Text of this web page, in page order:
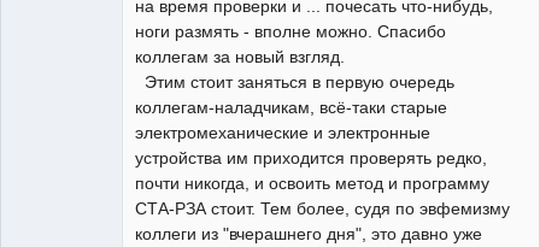
на время проверки и ... почесать что-нибудь,
ноги размять - вполне можно. Спасибо
коллегам за новый взгляд.
Этим стоит заняться в первую очередь
коллегам-наладчикам, всё-таки старые
электромеханические и электронные
устройства им приходится проверять редко,
почти никогда, и освоить метод и программу
СТА-РЗА стоит. Тем более, судя по эвфемизму
коллеги из "вчерашнего дня", это давно уже